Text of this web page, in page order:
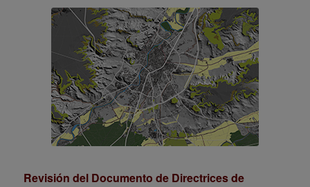
Revisión del Documento de Directrices de